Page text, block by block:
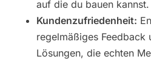
auf die du bauen kannst.
Kundenzufriedenheit:
regelmäßiges Feedback
Lösungen, die echten